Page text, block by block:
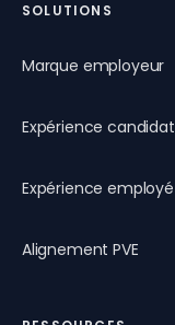
SOLUTIONS
Marque employeur
Expérience candidat
Expérience employé
Alignement PVE